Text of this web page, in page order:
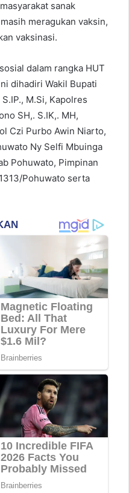
sanak
meragukan vaksin,
vaksinasi.
dalam rangka HUT
dihadiri Wakil Bupati
M.Si, Kapolres
SH,. S.IK,. MH,
Czi Purbo Awin Niarto,
Ny Selfi Mbuinga
Pohuwato, Pimpinan
Pohuwato serta